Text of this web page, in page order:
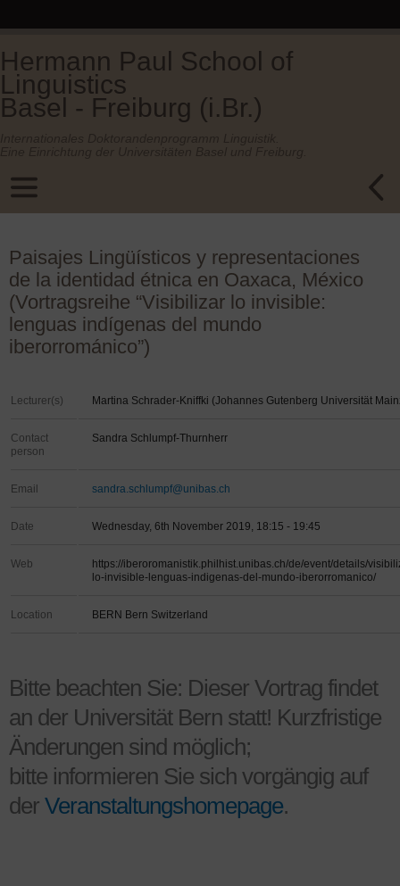
Hermann Paul School of
Linguistics
Basel - Freiburg (i.Br.)
Paisajes Lingüísticos y representaciones
de la identidad étnica en Oaxaca, México
(Vortragsreihe “Visibilizar lo invisible:
lenguas indígenas del mundo
iberorrománico”)
Lecturer(s) Martina Schrader-Kniffki (Johannes Gutenberg Universität
Contact
person
Sandra Schlumpf-Thurnherr
Email sandra.schlumpf@unibas.ch
Date Wednesday, 6th November 2019, 18:15 - 19:45
Web
https://iberoromanistik.philhist.unibas.ch/de/event/details/
lo-invisible-lenguas-indigenas-del-mundo-iberorromanico/
Location BERN Bern Switzerland
Bitte beachten Sie: Dieser Vortrag findet
an der Universität Bern statt! Kurzfristige
Änderungen sind möglich;
bitte informieren Sie sich vorgängig auf
der Veranstaltungshomepage.